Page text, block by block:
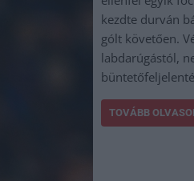
kezdte durván
gólt követően.
labdarúgástól,
TOVÁBB